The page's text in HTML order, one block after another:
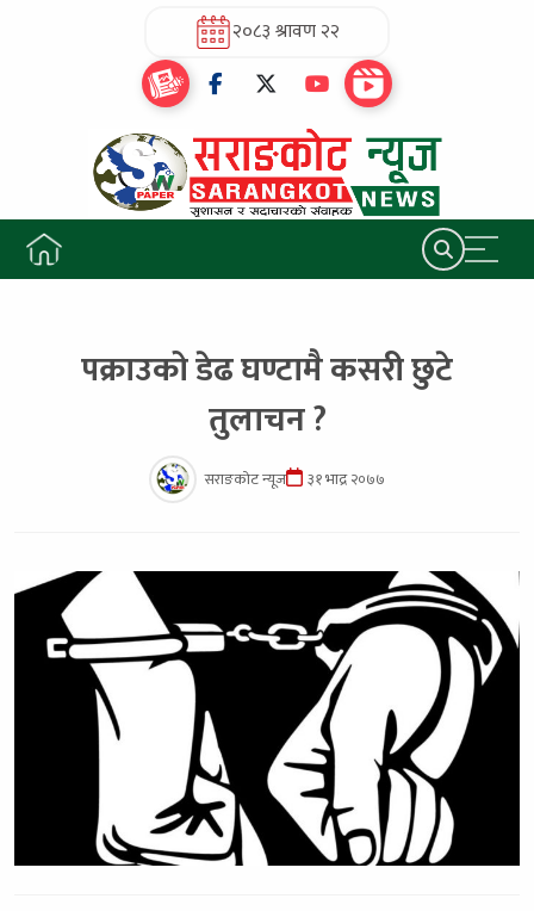
२०८३ श्रावण २२
पक्राउको डेढ घण्टामै कसरी छुटे
तुलाचन ?
सराङकोट न्यूज ३१ भाद्र २०७७